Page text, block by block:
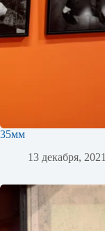
35мм
13 декабря, 2021